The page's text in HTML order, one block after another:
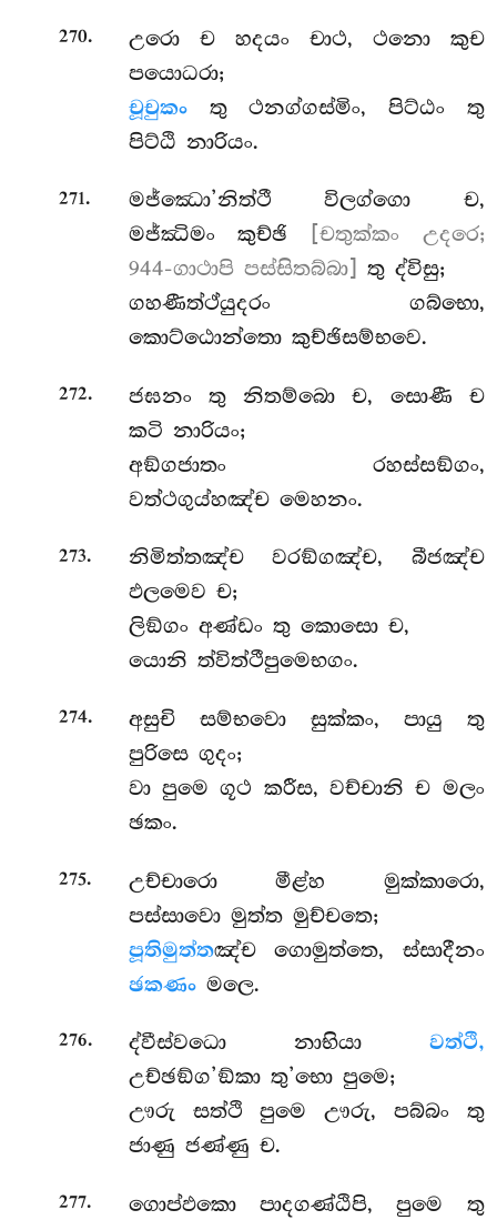
270.
උරො ච හදයං චාථ, ථනො කුච
පයොධරා;
චූචුකංතු ථනග්ගස්මිං, පිට්ඨං තු
පිට්ඨි නාරියං.
271. මජ්ඣො’නිත්ථීවිලග්ගො ච,
මජ්ඣිමං කුච්ඡි
[චතුක්කං උදරෙ;
944-ගාථාපි පස්සිතබ්බා]
තු ද්විසු;
ගහණීත්ථ්යුදරං ගබ්භො,
කොට්ඨොන්තො කුච්ඡිසම්භවෙ.
272.
ජඝනං තු නිතම්බො ච, සොණී ච
කටි නාරියං;
අඞ්ගජාතං රහස්සඞ්ගං,
වත්ථගුය්හඤ්ච මෙහනං.
273.
නිමිත්තඤ්ච වරඞ්ගඤ්ච, බීජඤ්ච
ඵලමෙව ච;
ලිඞ්ගං අණ්ඩං තු කොසො ච,
යොනි ත්විත්ථීපුමෙභගං.
274.
අසුචි සම්භවො සුක්කං, පායු තු
පුරිසෙ ගුදං;
වා පුමෙ ගූථ කරීස, වච්චානි ච මලං
ඡකං.
275.
උච්චාරො මීළ්හ මුක්කාරො,
පස්සාවො මුත්ත මුච්චතෙ;
පූතිමුත්තඤ්ච ගොමුත්තෙ, ස්සාදීනං
ඡකණංමලෙ.
276. ද්වීස්වධො නාභියා වත්ථි,
උච්ඡඞ්ග’ඞ්කා තු’භො පුමෙ;
ඌරු සත්ථි පුමෙ ඌරු, පබ්බං තු
ජාණු ජණ්ණු ච.
277.
ගොප්ඵකො පාදගණ්ඨිපි, පුමෙ තු